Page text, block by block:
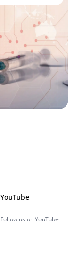
YouTube
Follow us on YouTube